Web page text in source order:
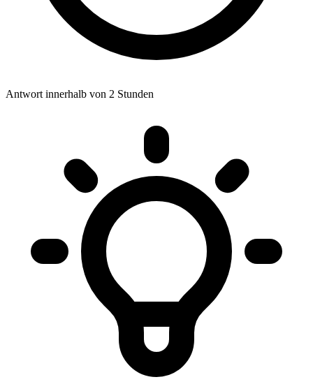
Antwort innerhalb von 2 Stunden